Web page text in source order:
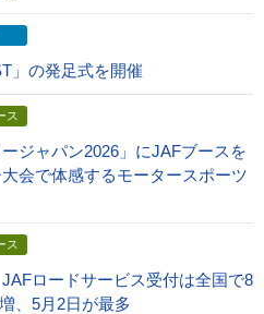
」の発足式を開催
ス
ジャパン2026」にJAFブースを
会で体感するモータースポーツ
ス
ロードサービス受付は全国で8
、5月2日が最多